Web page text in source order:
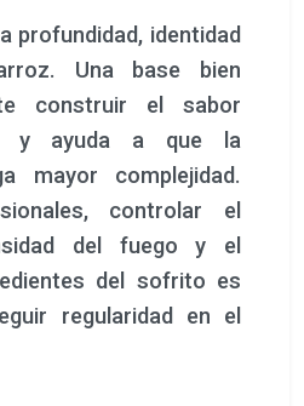
profundidad, identidad
Una base bien
construir el sabor
y ayuda a que la
mayor complejidad.
controlar el
del fuego y el
del sofrito es
regularidad en el